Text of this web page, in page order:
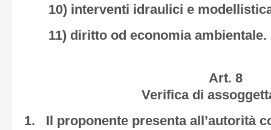
10) interventi idraulici e
11) diritto od economia ambientale.
Art. 8
Verifica di
1. Il proponente presenta all’autorità